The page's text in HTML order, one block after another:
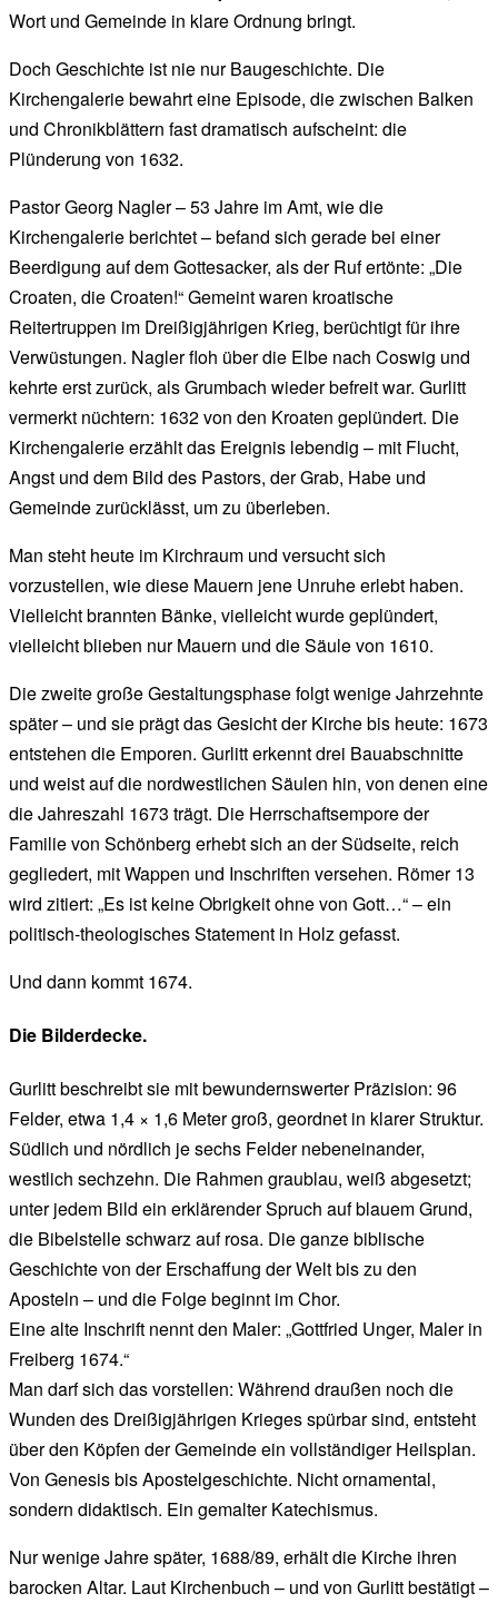
Wort und Gemeinde in klare Ordnung bringt.
Doch Geschichte ist nie nur Baugeschichte. Die
Kirchengalerie bewahrt eine Episode, die zwischen Balken
und Chronikblättern fast dramatisch aufscheint: die
Plünderung von 1632.
Pastor Georg Nagler – 53 Jahre im Amt, wie die
Kirchengalerie berichtet – befand sich gerade bei einer
Beerdigung auf dem Gottesacker, als der Ruf ertönte: „Die
Croaten, die Croaten!“ Gemeint waren kroatische
Reitertruppen im Dreißigjährigen Krieg, berüchtigt für ihre
Verwüstungen. Nagler floh über die Elbe nach Coswig und
kehrte erst zurück, als Grumbach wieder befreit war. Gurlitt
vermerkt nüchtern: 1632 von den Kroaten geplündert. Die
Kirchengalerie erzählt das Ereignis lebendig – mit Flucht,
Angst und dem Bild des Pastors, der Grab, Habe und
Gemeinde zurücklässt, um zu überleben.
Man steht heute im Kirchraum und versucht sich
vorzustellen, wie diese Mauern jene Unruhe erlebt haben.
Vielleicht brannten Bänke, vielleicht wurde geplündert,
vielleicht blieben nur Mauern und die Säule von 1610.
Die zweite große Gestaltungsphase folgt wenige Jahrzehnte
später – und sie prägt das Gesicht der Kirche bis heute: 1673
entstehen die Emporen. Gurlitt erkennt drei Bauabschnitte
und weist auf die nordwestlichen Säulen hin, von denen eine
die Jahreszahl 1673 trägt. Die Herrschaftsempore der
Familie von Schönberg erhebt sich an der Südseite, reich
gegliedert, mit Wappen und Inschriften versehen. Römer 13
wird zitiert: „Es ist keine Obrigkeit ohne von Gott…“ – ein
politisch-theologisches Statement in Holz gefasst.
Und dann kommt 1674.
Die Bilderdecke.
Gurlitt beschreibt sie mit bewundernswerter Präzision: 96
Felder, etwa 1,4 × 1,6 Meter groß, geordnet in klarer Struktur.
Südlich und nördlich je sechs Felder nebeneinander,
westlich sechzehn. Die Rahmen graublau, weiß abgesetzt;
unter jedem Bild ein erklärender Spruch auf blauem Grund,
die Bibelstelle schwarz auf rosa. Die ganze biblische
Geschichte von der Erschaffung der Welt bis zu den
Aposteln – und die Folge beginnt im Chor.
Eine alte Inschrift nennt den Maler: „Gottfried Unger, Maler in
Freiberg 1674.“
Man darf sich das vorstellen: Während draußen noch die
Wunden des Dreißigjährigen Krieges spürbar sind, entsteht
über den Köpfen der Gemeinde ein vollständiger Heilsplan.
Von Genesis bis Apostelgeschichte. Nicht ornamental,
sondern didaktisch. Ein gemalter Katechismus.
Nur wenige Jahre später, 1688/89, erhält die Kirche ihren
barocken Altar. Laut Kirchenbuch – und von Gurlitt bestätigt –